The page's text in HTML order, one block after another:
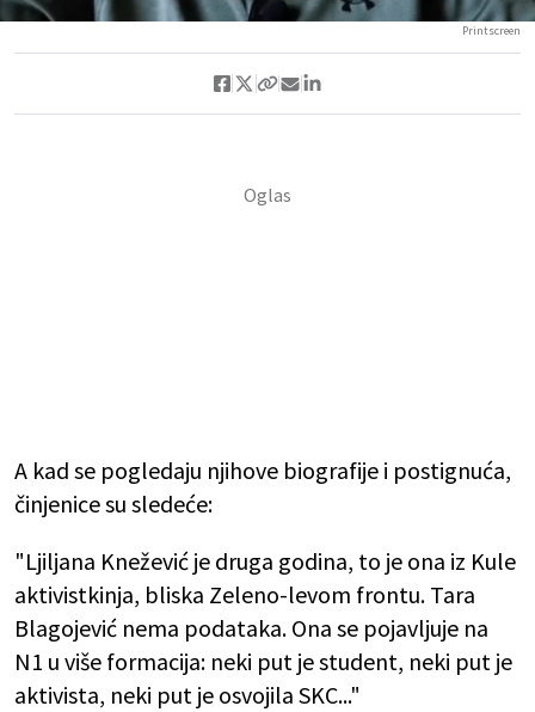
Printscreen
A kad se pogledaju njihove biografije i postignuća,
činjenice su sledeće:
"Ljiljana Knežević je druga godina, to je ona iz Kule
aktivistkinja, bliska Zeleno-levom frontu. Tara
Blagojević nema podataka. Ona se pojavljuje na
N1 u više formacija: neki put je student, neki put je
aktivista, neki put je osvojila SKC..."